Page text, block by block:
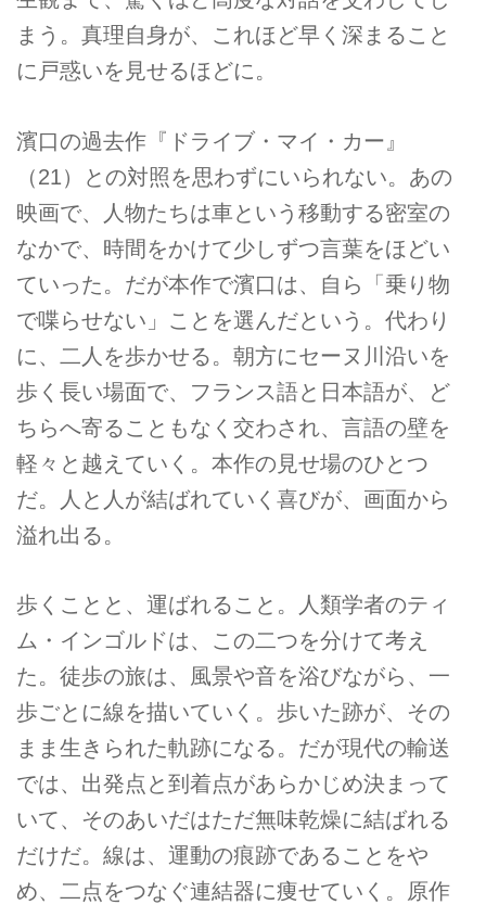
まう。真理自身が、これほど早く深まること
に戸惑いを見せるほどに。
濱口の過去作『ドライブ・マイ・カー』
（21）との対照を思わずにいられない。あの
映画で、人物たちは車という移動する密室の
なかで、時間をかけて少しずつ言葉をほどい
ていった。だが本作で濱口は、自ら「乗り物
で喋らせない」ことを選んだという。代わり
に、二人を歩かせる。朝方にセーヌ川沿いを
歩く長い場面で、フランス語と日本語が、ど
ちらへ寄ることもなく交わされ、言語の壁を
軽々と越えていく。本作の見せ場のひとつ
だ。人と人が結ばれていく喜びが、画面から
溢れ出る。
歩くことと、運ばれること。人類学者のティ
ム・インゴルドは、この二つを分けて考え
た。徒歩の旅は、風景や音を浴びながら、一
歩ごとに線を描いていく。歩いた跡が、その
まま生きられた軌跡になる。だが現代の輸送
では、出発点と到着点があらかじめ決まって
いて、そのあいだはただ無味乾燥に結ばれる
だけだ。線は、運動の痕跡であることをや
め、二点をつなぐ連結器に痩せていく。原作